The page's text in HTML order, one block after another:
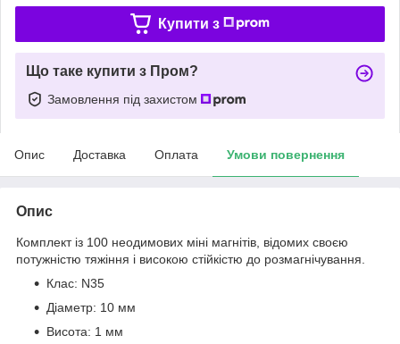
Купити з
Що таке купити з Пром?
Замовлення під захистом
Опис Доставка Оплата Умови повернення
Опис
Комплект із 100 неодимових міні магнітів, відомих своєю
потужністю тяжіння і високою стійкістю до розмагнічування.
Клас: N35
Діаметр: 10 мм
Висота: 1 мм